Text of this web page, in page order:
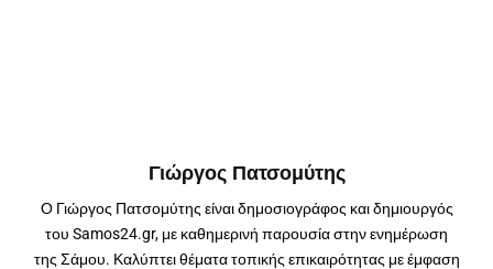
Γιώργος Πατσομύτης
Ο Γιώργος Πατσομύτης είναι δημοσιογράφος και δημιουργός
του Samos24.gr, με καθημερινή παρουσία στην ενημέρωση
της Σάμου. Καλύπτει θέματα τοπικής επικαιρότητας με έμφαση